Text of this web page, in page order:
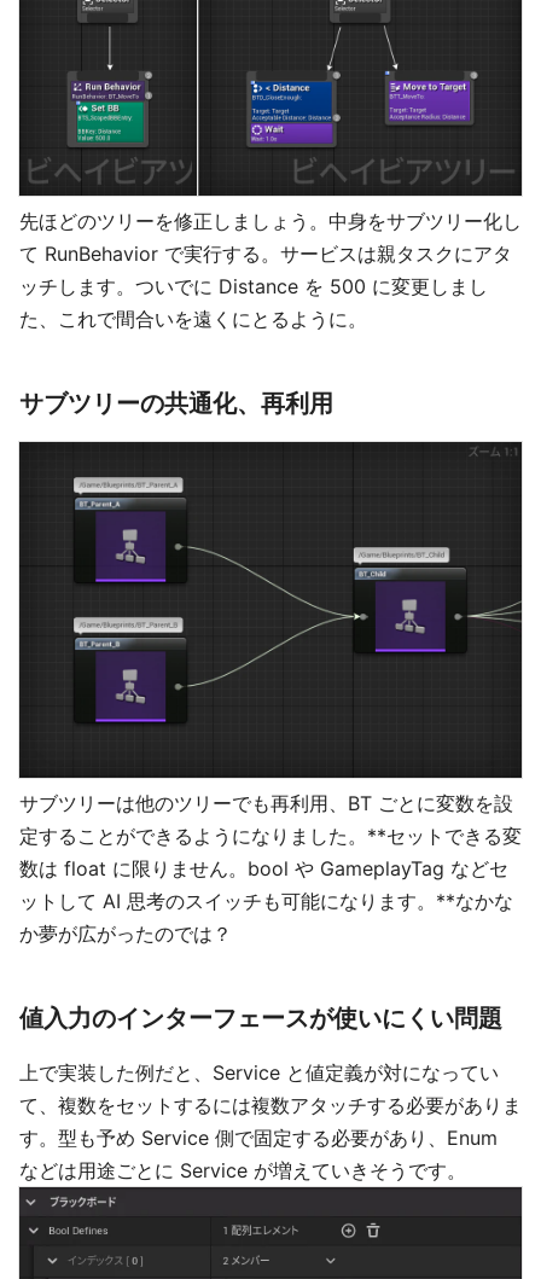
先ほどのツリーを修正しましょう。中身をサブツリー化し
て RunBehavior で実行する。サービスは親タスクにアタ
ッチします。ついでに Distance を 500 に変更しまし
た、これで間合いを遠くにとるように。
サブツリーの共通化、再利用
サブツリーは他のツリーでも再利用、BT ごとに変数を設
定することができるようになりました。**セットできる変
数は float に限りません。bool や GameplayTag などセ
ットして AI 思考のスイッチも可能になります。**なかな
か夢が広がったのでは？
値入力のインターフェースが使いにくい問題
上で実装した例だと、Service と値定義が対になってい
て、複数をセットするには複数アタッチする必要がありま
す。型も予め Service 側で固定する必要があり、Enum
などは用途ごとに Service が増えていきそうです。